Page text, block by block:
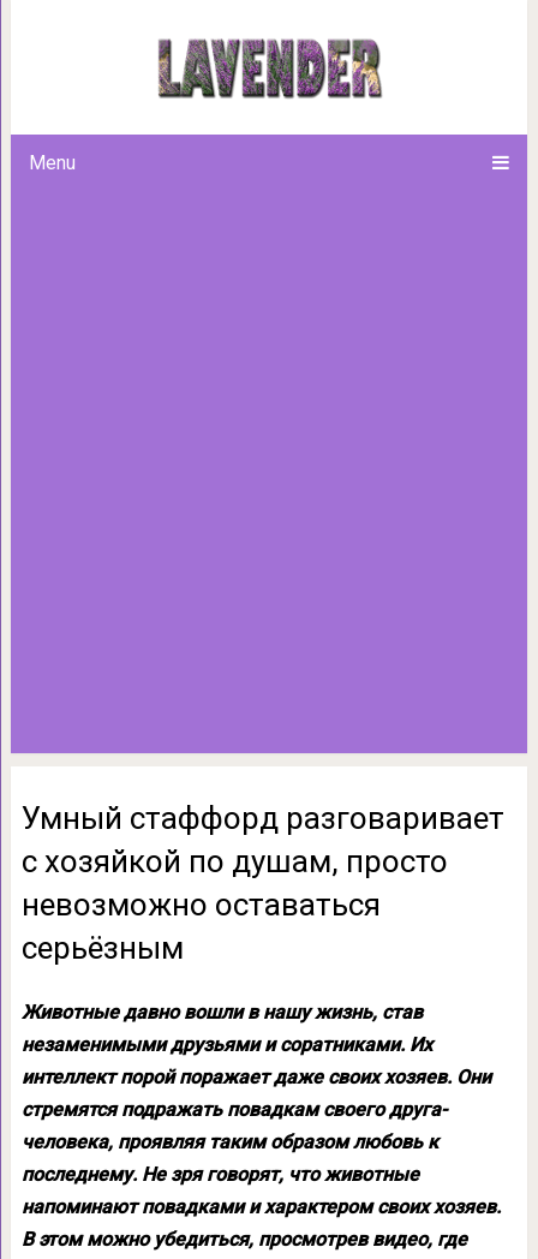
Menu
Умный стаффорд
просто невозможно
Умный стаффорд разговаривает
с хозяйкой по душам, просто
невозможно оставаться
серьёзным
Животные давно вошли в нашу жизнь, став
незаменимыми друзьями и соратниками. Их
интеллект порой поражает даже своих хозяев. Они
стремятся подражать повадкам своего друга-
человека, проявляя таким образом любовь к
последнему. Не зря говорят, что животные
напоминают повадками и характером своих хозяев.
В этом можно убедиться, просмотрев видео, где